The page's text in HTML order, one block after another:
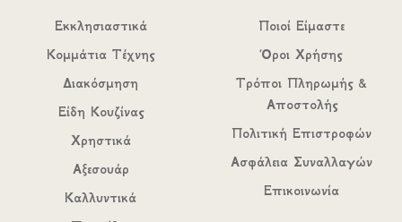
Εκκλησιαστικά
Κομμάτια Τέχνης
Διακόσμηση
Είδη Κουζίνας
Χρηστικά
Αξεσουάρ
Καλλυντικά
Ποιοί Είμαστε
Όροι Χρήσης
Τρόποι Πληρωμής &
Αποστολής
Πολιτική Επιστροφών
Ασφάλεια Συναλλαγών
Επικοινωνία